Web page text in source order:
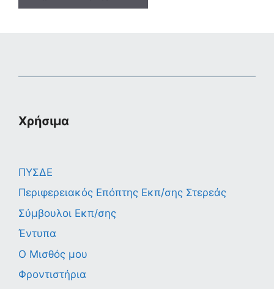
Χρήσιμα
ΠΥΣΔΕ
Περιφερειακός Επόπτης Εκπ/σης Στερεάς
Σύμβουλοι Εκπ/σης
Έντυπα
Ο Μισθός μου
Φροντιστήρια